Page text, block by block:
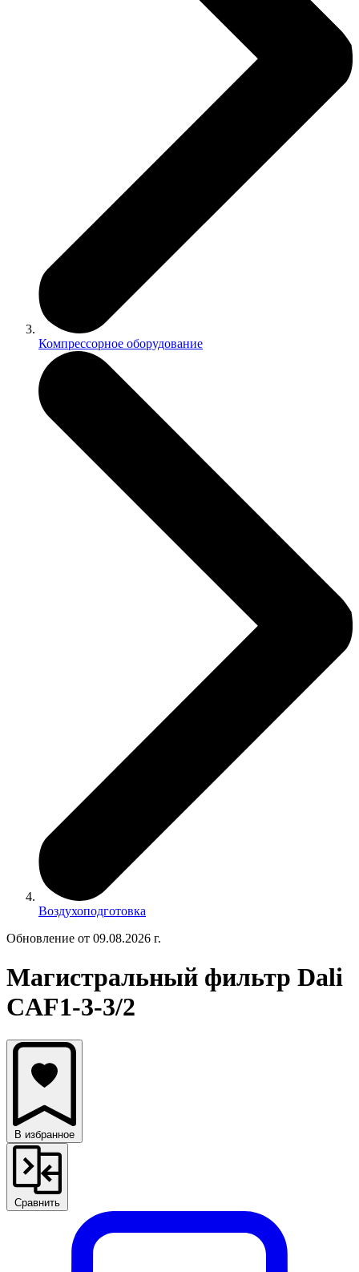
Компрессорное оборудование
Воздухоподготовка
Обновление от 09.08.2026 г.
Магистральный фильтр Dali
CAF1-3-3/2
В избранное
Сравнить